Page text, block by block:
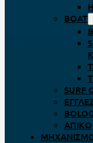
BOAT
SURF
ΑΠΊΚΟ